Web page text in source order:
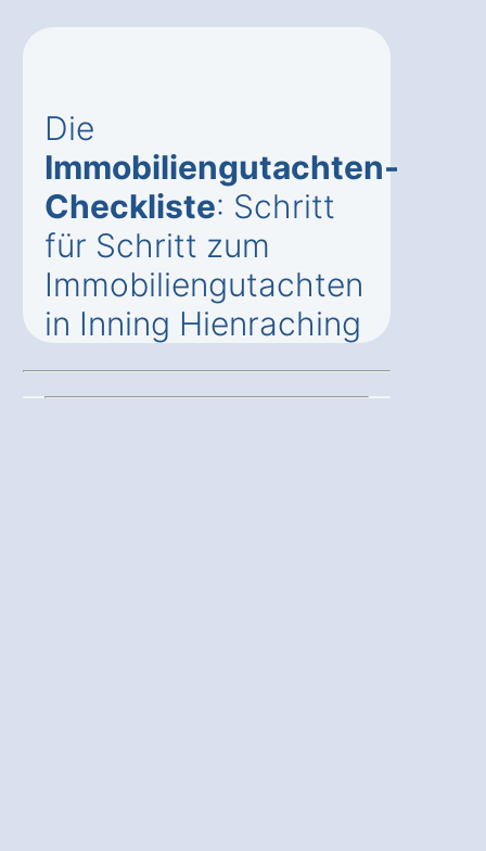
Die
Immobiliengutachten-
Checkliste: Schritt
für Schritt zum
Immobiliengutachten
in Inning Hienraching